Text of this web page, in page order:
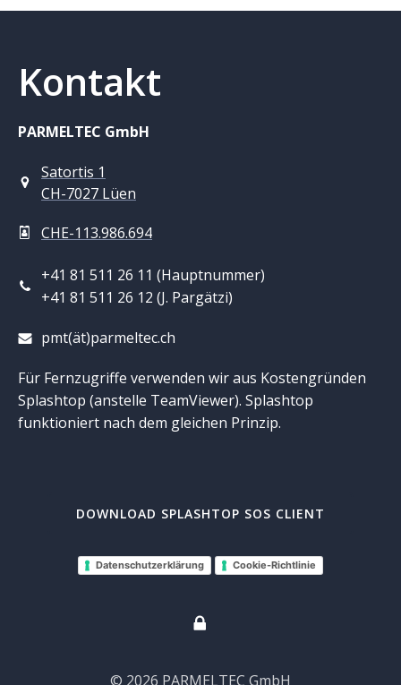
Kontakt
PARMELTEC GmbH
Satortis 1
CH-7027 Lüen
CHE-113.986.694
+41 81 511 26 11 (Hauptnummer)
+41 81 511 26 12 (J. Pargätzi)
pmt(ät)parmeltec.ch
Für Fernzugriffe verwenden wir aus Kostengründen
Splashtop (anstelle TeamViewer). Splashtop
funktioniert nach dem gleichen Prinzip.
DOWNLOAD SPLASHTOP SOS CLIENT
Datenschutzerklärung Cookie-Richtlinie
© 2026 PARMELTEC GmbH